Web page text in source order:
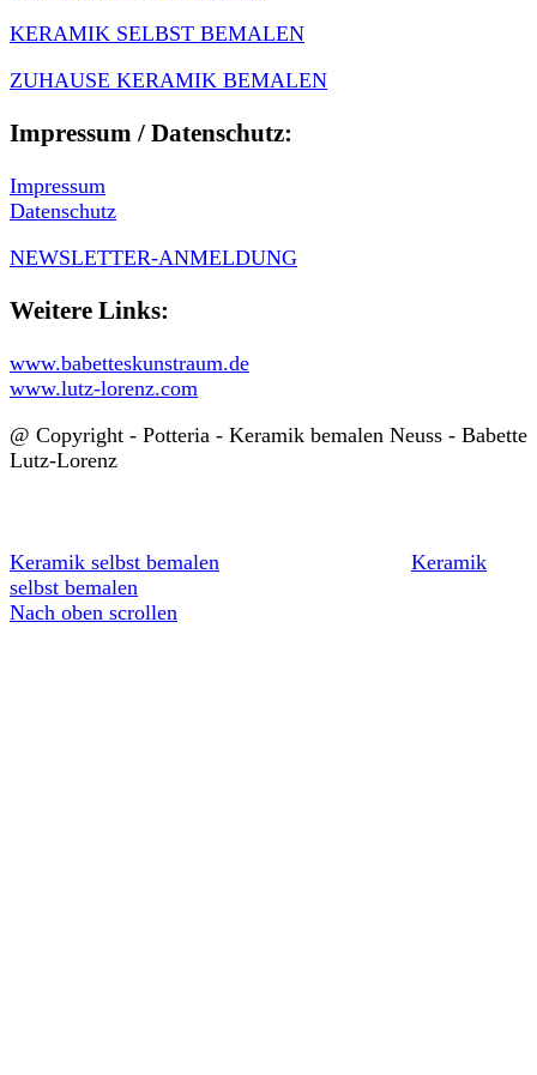
KERAMIK SELBST BEMALEN
ZUHAUSE KERAMIK BEMALEN
Impressum / Datenschutz:
Impressum
Datenschutz
NEWSLETTER-ANMELDUNG
Weitere Links:
www.babetteskunstraum.de
www.lutz-lorenz.com
@ Copyright - Potteria - Keramik bemalen Neuss - Babette
Lutz-Lorenz
Keramik selbst bemalen
Keramik
selbst bemalen
Nach oben scrollen